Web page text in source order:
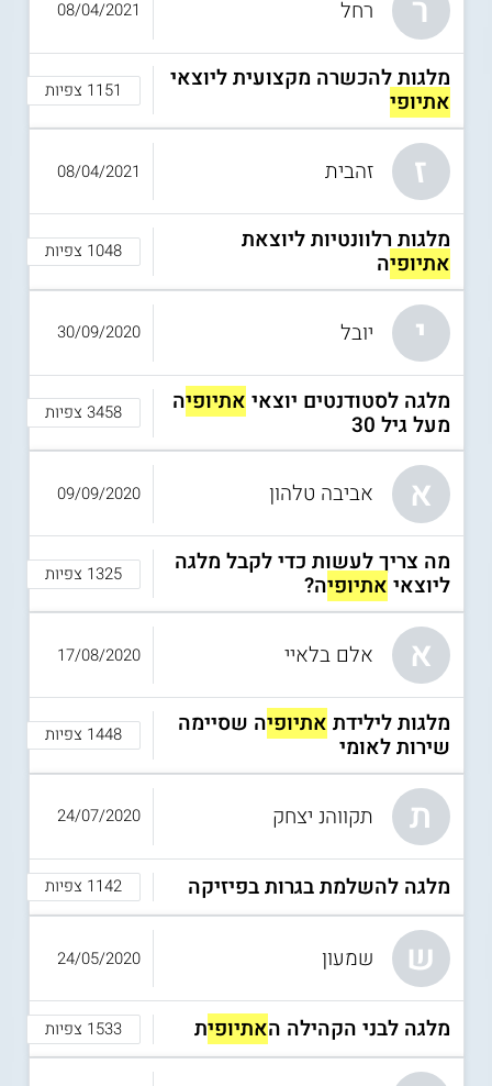
ר רחל
מלגות להכשרה מקצועית ליוצאי
אתיופי 1151 צפיות
08/04/2021
ז זהבית
מלגות רלוונטיות ליוצאת
אתיופיה 1048 צפיות
08/04/2021
י יובל
מלגה לסטודנטים יוצאי אתיופיה
מעל גיל 30 3458 צפיות
30/09/2020
א אביבה טלהון
מה צריך לעשות כדי לקבל מלגה
ליוצאי אתיופיה? 1325 צפיות
09/09/2020
א אלם בלאיי
מלגות לילידת אתיופיה שסיימה
שירות לאומי 1448 צפיות
17/08/2020
ת תקווהנ יצחק
מלגה להשלמת בגרות בפיזיקה 1142 צפיות
24/07/2020
ש שמעון
מלגה לבני הקהילה האתיופית 1533 צפיות
24/05/2020